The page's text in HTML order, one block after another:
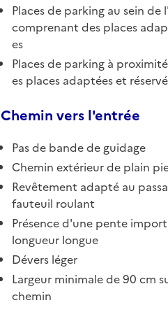
Places de parking au sein
comprenant des places
es
Places de parking à
es places adaptées et
Chemin vers l'entrée
Pas de bande de guidage
Chemin extérieur de plain
Revêtement adapté au
fauteuil roulant
Présence d'une pente
longueur longue
Dévers léger
Largeur minimale de 90 cm
chemin